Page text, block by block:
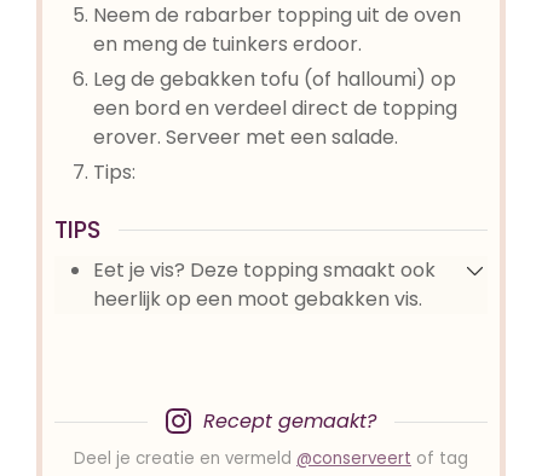
Neem de rabarber topping uit de oven
en meng de tuinkers erdoor.
Leg de gebakken tofu (of halloumi) op
een bord en verdeel direct de topping
erover. Serveer met een salade.
Tips:
TIPS
Eet je vis? Deze topping smaakt ook
heerlijk op een moot gebakken vis.
Recept gemaakt?
Deel je creatie en vermeld @conserveert of tag